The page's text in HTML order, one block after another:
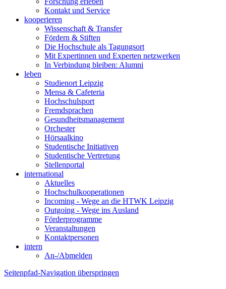
Kontakt und Service
kooperieren
Wissenschaft & Transfer
Fördern & Stiften
Die Hochschule als Tagungsort
Mit Expertinnen und Experten netzwerken
In Verbindung bleiben: Alumni
leben
Studienort Leipzig
Mensa & Cafeteria
Hochschulsport
Fremdsprachen
Gesundheitsmanagement
Orchester
Hörsaalkino
Studentische Initiativen
Studentische Vertretung
Stellenportal
international
Aktuelles
Hochschulkooperationen
Incoming - Wege an die HTWK Leipzig
Outgoing - Wege ins Ausland
Förderprogramme
Veranstaltungen
Kontaktpersonen
intern
An-/Abmelden
Seitenpfad-Navigation überspringen